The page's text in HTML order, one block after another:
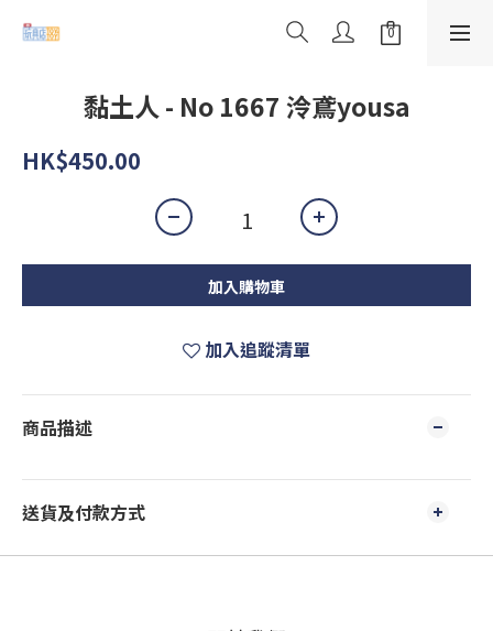
黏土人 - No 1667 泠鳶yousa
HK$450.00
加入購物車
加入追蹤清單
商品描述
送貨及付款方式